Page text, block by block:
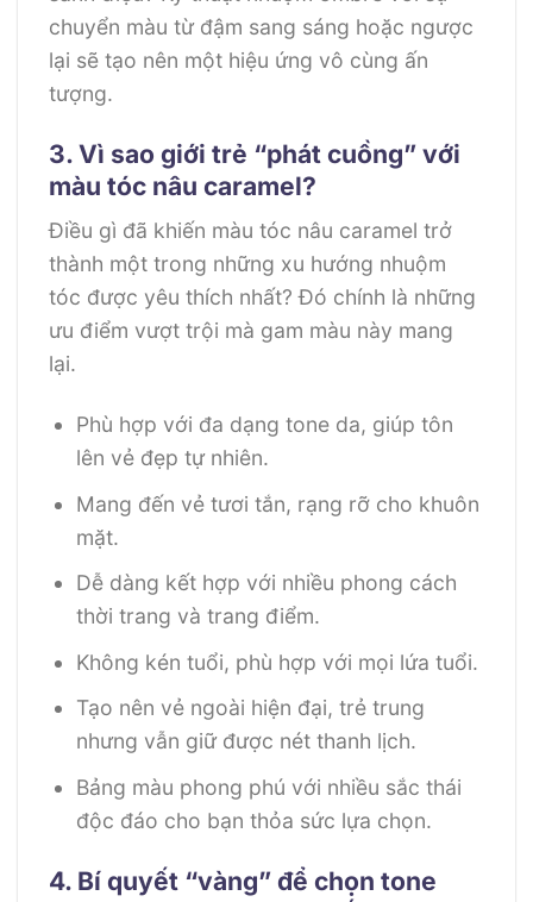
chuyển màu từ đậm sang sáng hoặc ngược
lại sẽ tạo nên một hiệu ứng vô cùng ấn
tượng.
3. Vì sao giới trẻ “phát cuồng” với
màu tóc nâu caramel?
Điều gì đã khiến màu tóc nâu caramel trở
thành một trong những xu hướng nhuộm
tóc được yêu thích nhất? Đó chính là những
ưu điểm vượt trội mà gam màu này mang
lại.
Phù hợp với đa dạng tone da, giúp tôn
lên vẻ đẹp tự nhiên.
Mang đến vẻ tươi tắn, rạng rỡ cho khuôn
mặt.
Dễ dàng kết hợp với nhiều phong cách
thời trang và trang điểm.
Không kén tuổi, phù hợp với mọi lứa tuổi.
Tạo nên vẻ ngoài hiện đại, trẻ trung
nhưng vẫn giữ được nét thanh lịch.
Bảng màu phong phú với nhiều sắc thái
độc đáo cho bạn thỏa sức lựa chọn.
4. Bí quyết “vàng” để chọn tone